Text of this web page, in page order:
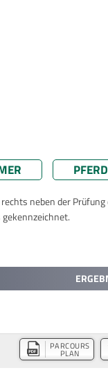
neben der
PARCOURS
PLAN